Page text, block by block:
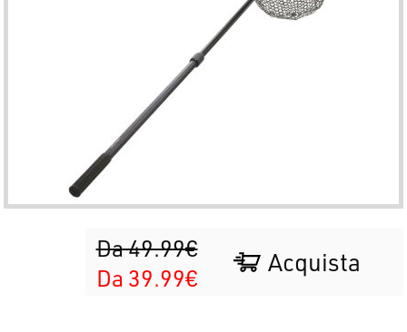
Da 49.99€
Da 39.99€
Acquista